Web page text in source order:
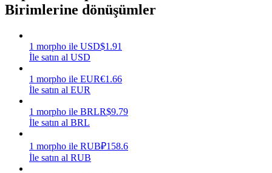
Günlük rekabetçi ödüller kazanın
Birimlerine dönüşümler
1 morpho ile USD$1.91
İle satın al USD
1 morpho ile EUR€1.66
İle satın al EUR
1 morpho ile BRLR$9.79
İle satın al BRL
1 morpho ile RUB₽158.6
İle satın al RUB